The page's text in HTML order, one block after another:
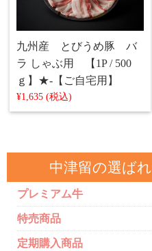
九州産 とびうめ豚 バ
ラ しゃぶ用 【1P / 500
ｇ】★‐【ご自宅用】
¥1,635 (税込)
中津留の選ば
プレミアム牛
特売商品
定期購入商品